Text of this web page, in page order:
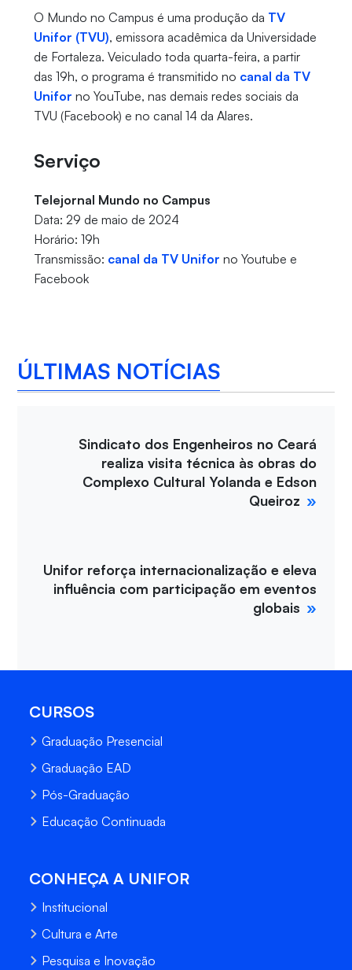
O Mundo no Campus é uma produção da TV
Unifor (TVU), emissora acadêmica da Universidade
de Fortaleza. Veiculado toda quarta-feira, a partir
das 19h, o programa é transmitido no canal da TV
Unifor no YouTube, nas demais redes sociais da
TVU (Facebook) e no canal 14 da Alares.
Serviço
Telejornal Mundo no Campus
Data: 29 de maio de 2024
Horário: 19h
Transmissão: canal da TV Unifor no Youtube e
Facebook
ÚLTIMAS NOTÍCIAS
Sindicato dos Engenheiros no Ceará
realiza visita técnica às obras do
Complexo Cultural Yolanda e Edson
Queiroz
Unifor reforça internacionalização e eleva
influência com participação em eventos
globais
CURSOS
Graduação Presencial
Graduação EAD
Pós-Graduação
Educação Continuada
CONHEÇA A UNIFOR
Institucional
Cultura e Arte
Pesquisa e Inovação